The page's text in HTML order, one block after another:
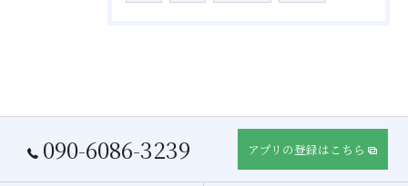
090-6086-3239 アプリの登録はこちら